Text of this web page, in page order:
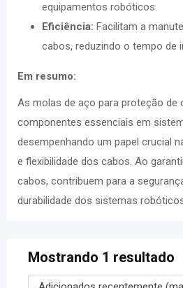
equipamentos robóticos.
Eficiência: Facilitam a
cabos, reduzindo o tempo de
Em resumo:
As molas de aço para proteção de
componentes essenciais em
desempenhando um papel crucial
e flexibilidade dos cabos. Ao
cabos, contribuem para a
durabilidade dos sistemas
Mostrando 1 resultado